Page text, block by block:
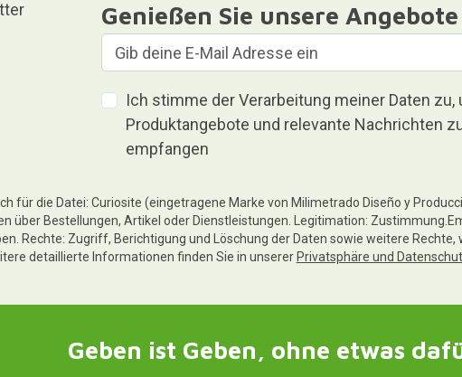
Genießen Sie unsere
Ich stimme der Verarbeitung meiner Daten zu,
Produktangebote und relevante Nachrichten
empfangen
für die Datei: Curiosite (eingetragene Marke von Milimetrado Diseño y
über Bestellungen, Artikel oder Dienstleistungen. Legitimation:
Rechte: Zugriff, Berichtigung und Löschung der Daten sowie weitere
detaillierte Informationen finden Sie in unserer Privatsphäre und
Geben ist Geben, ohne etwas